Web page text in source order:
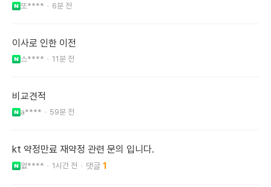
또**** 6분 전
이사로 인한 이전
스**** 11분 전
비교견적
a**** 59분 전
kt 약정만료 재약정 관련 문의 입니다.
없**** 1시간 전 1